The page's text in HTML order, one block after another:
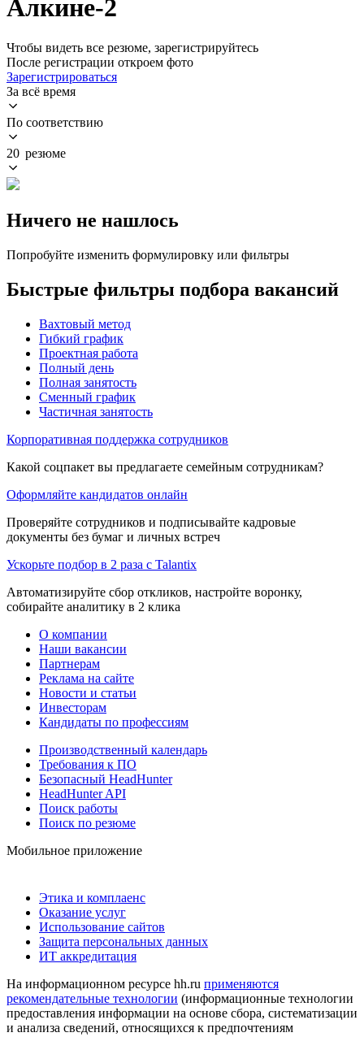
Алкине-2
Чтобы видеть все резюме, зарегистрируйтесь
После регистрации откроем фото
Зарегистрироваться
За всё время
По соответствию
20 резюме
Ничего не нашлось
Попробуйте изменить формулировку или фильтры
Быстрые фильтры подбора вакансий
Вахтовый метод
Гибкий график
Проектная работа
Полный день
Полная занятость
Сменный график
Частичная занятость
Корпоративная поддержка сотрудников
Какой соцпакет вы предлагаете семейным сотрудникам?
Оформляйте кандидатов онлайн
Проверяйте сотрудников и подписывайте кадровые
документы без бумаг и личных встреч
Ускорьте подбор в 2 раза с Talantix
Автоматизируйте сбор откликов, настройте воронку,
собирайте аналитику в 2 клика
О компании
Наши вакансии
Партнерам
Реклама на сайте
Новости и статьи
Инвесторам
Кандидаты по профессиям
Производственный календарь
Требования к ПО
Безопасный HeadHunter
HeadHunter API
Поиск работы
Поиск по резюме
Мобильное приложение
Этика и комплаенс
Оказание услуг
Использование сайтов
Защита персональных данных
ИТ аккредитация
На информационном ресурсе hh.ru применяются
рекомендательные технологии (информационные технологии
предоставления информации на основе сбора, систематизации
и анализа сведений, относящихся к предпочтениям